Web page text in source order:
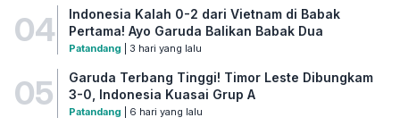
04
Indonesia Kalah 0-2 dari Vietnam di Babak
Pertama! Ayo Garuda Balikan Babak Dua
Patandang | 3 hari yang lalu
05
Garuda Terbang Tinggi! Timor Leste Dibungkam
3-0, Indonesia Kuasai Grup A
Patandang | 6 hari yang lalu